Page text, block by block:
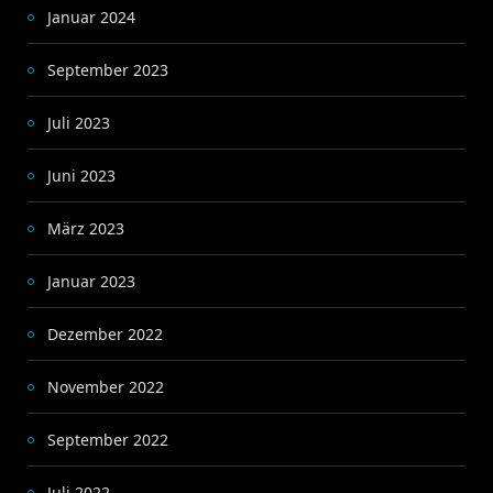
Januar 2024
September 2023
Juli 2023
Juni 2023
März 2023
Januar 2023
Dezember 2022
November 2022
September 2022